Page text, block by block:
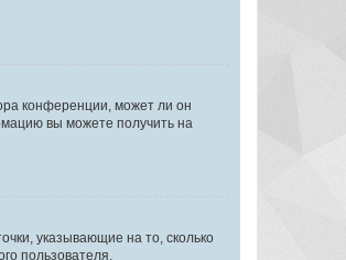
конференции, может ли он
вы можете получить на
указывающие на то, сколько
пользователя.